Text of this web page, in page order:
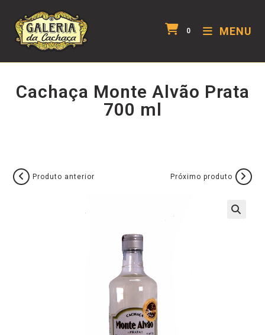
0 MENU
Cachaça Monte Alvão Prata
700 ml
Produto anterior Próximo produto